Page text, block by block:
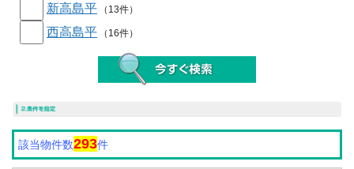
新高島平 （13件）
西高島平 （16件）
該当物件数293件